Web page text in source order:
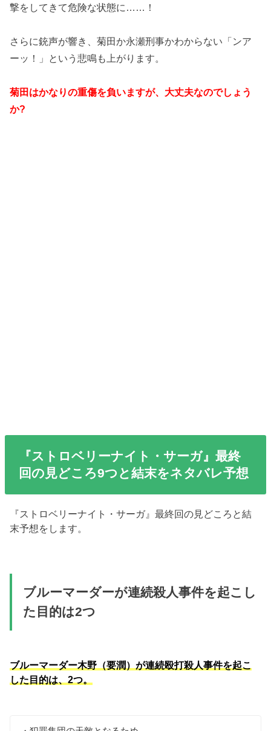
撃をしてきて危険な状態に……！
さらに銃声が響き、菊田か永瀬刑事かわからない「ンア
ーッ！」という悲鳴も上がります。
菊田はかなりの重傷を負いますが、大丈夫なのでしょう
か?
『ストロベリーナイト・サーガ』最終
回の見どころ9つと結末をネタバレ予想
『ストロベリーナイト・サーガ』最終回の見どころと結
末予想をします。
ブルーマーダーが連続殺人事件を起こし
た目的は2つ
ブルーマーダー木野（要潤）が連続殴打殺人事件を起こ
した目的は、2つ。